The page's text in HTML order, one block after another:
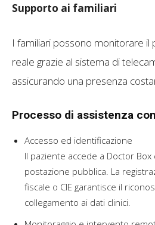
Supporto ai familiari
I familiari possono monitorare il
reale grazie al sistema di
assicurando una presenza
Processo di assistenza
Accesso ed identificazione
Il paziente accede a Doctor Box
postazione pubblica. La
fiscale o CIE garantisce il
collegamento ai dati clinici.